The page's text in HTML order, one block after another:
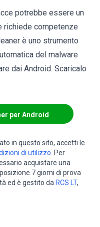
potrebbe essere un
richiede competenze
è uno strumento
del malware
dai Android. Scaricalo
per Android
in questo sito, accetti le
di utilizzo. Per
acquistare una
7 giorni di prova
ed è gestito da RCS LT,